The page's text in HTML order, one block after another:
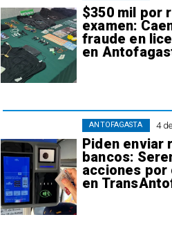
$350 mil por
examen:
fraude en
en
4
Piden enviar
bancos:
acciones
en
ANTOFAGASTA